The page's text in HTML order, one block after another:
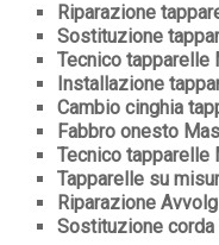
Riparazione
Sostituzione
Tecnico tapparelle
Installazione
Cambio cinghia
Fabbro onesto
Tecnico tapparelle
Tapparelle su
Riparazione
Sostituzione